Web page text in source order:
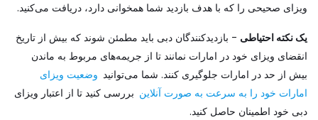
ویزای صحیحی را که با هدف بازدید شما همخوانی دارد، دریافت می‌کنید.
یک نکته احتیاطی - بازدیدکنندگان دبی باید مطمئن شوند که بیش از تاریخ
انقضای ویزای خود در امارات نمانند تا از جریمه‌های مربوط به ماندن
بیش از حد در امارات جلوگیری کنند. شما می‌توانید وضعیت ویزای
امارات خود را به سرعت به صورت آنلاین بررسی کنید تا از اعتبار ویزای
دبی خود اطمینان حاصل کنید.